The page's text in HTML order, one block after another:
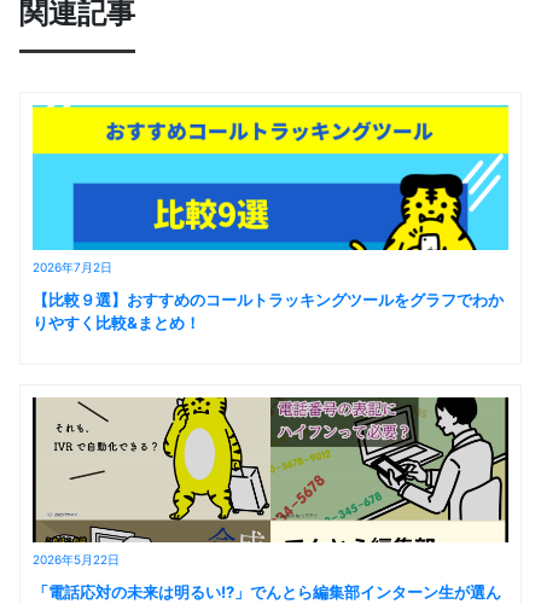
関連記事
2026年7月2日
【比較９選】おすすめのコールトラッキングツールをグラフでわか
りやすく比較&まとめ！
2026年5月22日
「電話応対の未来は明るい!?」でんとら編集部インターン生が選ん